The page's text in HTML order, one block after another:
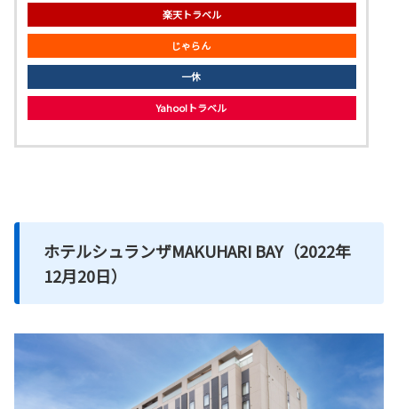
楽天トラベル
じゃらん
一休
Yahoo!トラベル
ホテルシュランザMAKUHARI BAY（2022年
12月20日）